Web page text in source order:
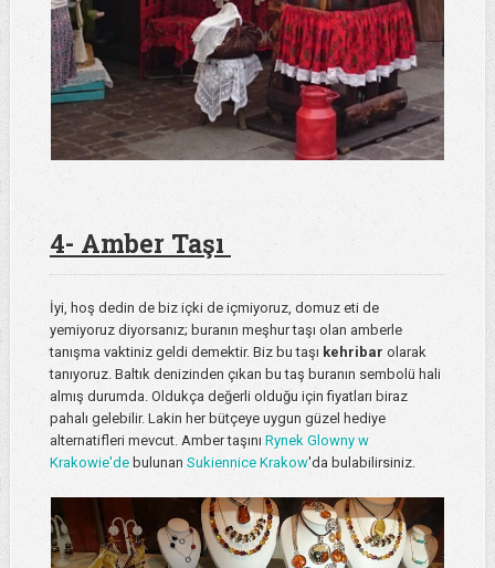
4- Amber Taşı
İyi, hoş dedin de biz içki de içmiyoruz, domuz eti de
yemiyoruz diyorsanız; buranın meşhur taşı olan amberle
tanışma vaktiniz geldi demektir. Biz bu taşı kehribar olarak
tanıyoruz. Baltık denizinden çıkan bu taş buranın sembolü hali
almış durumda. Oldukça değerli olduğu için fiyatları biraz
pahalı gelebilir. Lakin her bütçeye uygun güzel hediye
alternatifleri mevcut. Amber taşını Rynek Glowny w
Krakowie'debulunan Sukiennice Krakow'da bulabilirsiniz.